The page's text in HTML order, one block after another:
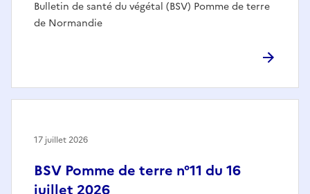
Bulletin de santé du végétal (BSV) Pomme de terre
de Normandie
BSV Pomme de terre n°11 du 16
juillet 2026
17 juillet 2026